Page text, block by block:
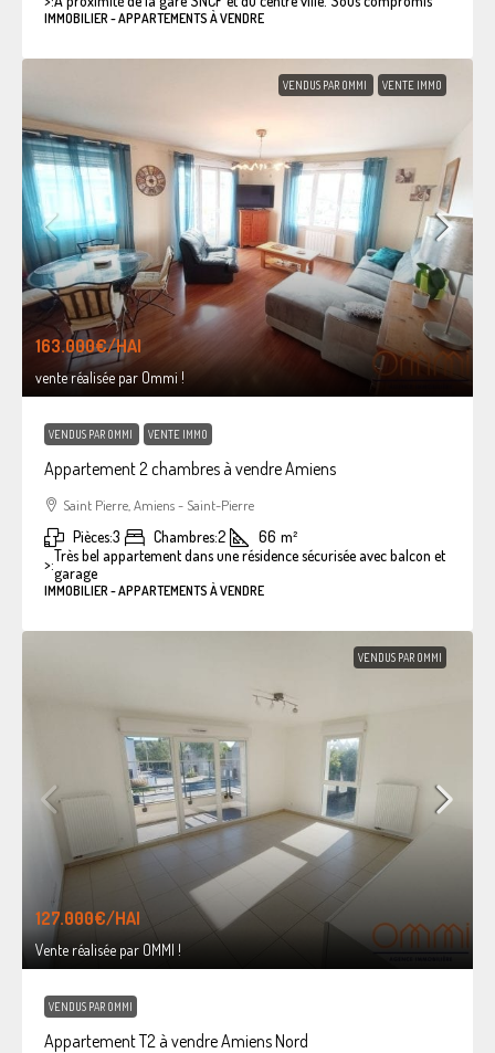
IMMOBILIER - APPARTEMENTS À VENDRE
VENDUS PAR OMMI VENTE IMMO
163.000€/HAI
vente réalisée par Ommi !
VENDUS PAR OMMI VENTE IMMO
Appartement 2 chambres à vendre Amiens
Saint Pierre, Amiens - Saint-Pierre
Pièces:3 Chambres:2 66 m²
>:Très bel appartement dans une résidence sécurisée avec balcon et
garage
IMMOBILIER - APPARTEMENTS À VENDRE
VENDUS PAR OMMI
127.000€/HAI
Vente réalisée par OMMI !
VENDUS PAR OMMI
Appartement T2 à vendre Amiens Nord